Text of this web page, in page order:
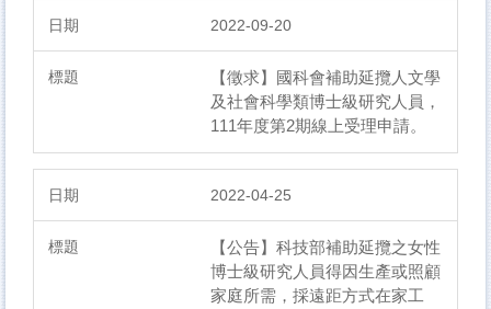
2022-09-20
【徵求】國科會補助延攬人文學
及社會科學類博士級研究人員，
111年度第2期線上受理申請。
2022-04-25
【公告】科技部補助延攬之女性
博士級研究人員得因生產或照顧
家庭所需，採遠距方式在家工